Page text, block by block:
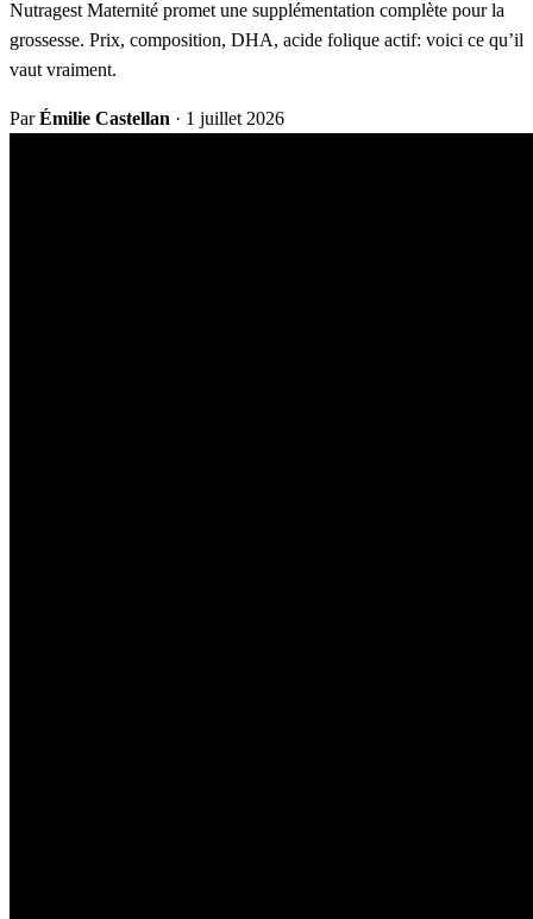
Nutragest Maternité promet une supplémentation complète pour la
grossesse. Prix, composition, DHA, acide folique actif: voici ce qu’il
vaut vraiment.
ParÉmilie Castellan · 1 juillet 2026